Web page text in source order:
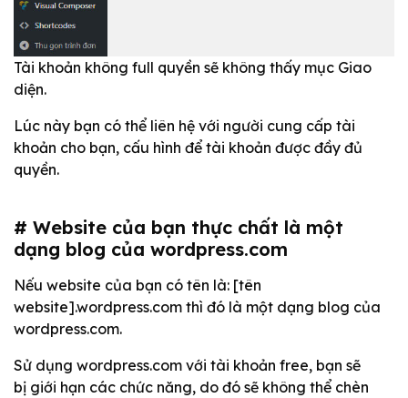
Tài khoản không full quyền sẽ không thấy mục Giao
diện.
Lúc này bạn có thể liên hệ với người cung cấp tài
khoản cho bạn, cấu hình để tài khoản được đầy đủ
quyền.
# Website của bạn thực chất là một
dạng blog của wordpress.com
Nếu website của bạn có tên là: [tên
website].wordpress.com thì đó là một dạng blog của
wordpress.com.
Sử dụng wordpress.com với tài khoản free, bạn sẽ
bị giới hạn các chức năng, do đó sẽ không thể chèn